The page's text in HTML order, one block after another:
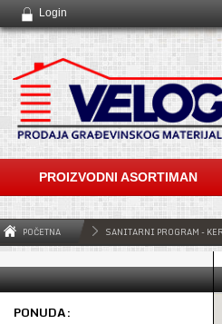
Login
PROIZVODNI ASORTIMAN
POČETNA SANITARNI PROGRAM -
PONUDA: